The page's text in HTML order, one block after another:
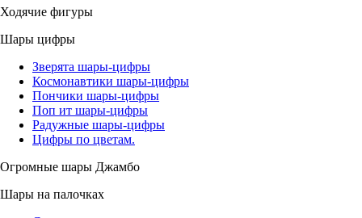
Ходячие фигуры
Шары цифры
Зверята шары-цифры
Космонавтики шары-цифры
Пончики шары-цифры
Поп ит шары-цифры
Радужные шары-цифры
Цифры по цветам.
Огромные шары Джамбо
Шары на палочках